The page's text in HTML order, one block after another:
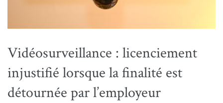
Vidéosurveillance : licenciement
injustifié lorsque la finalité est
détournée par l’employeur